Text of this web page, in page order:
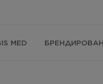
MED